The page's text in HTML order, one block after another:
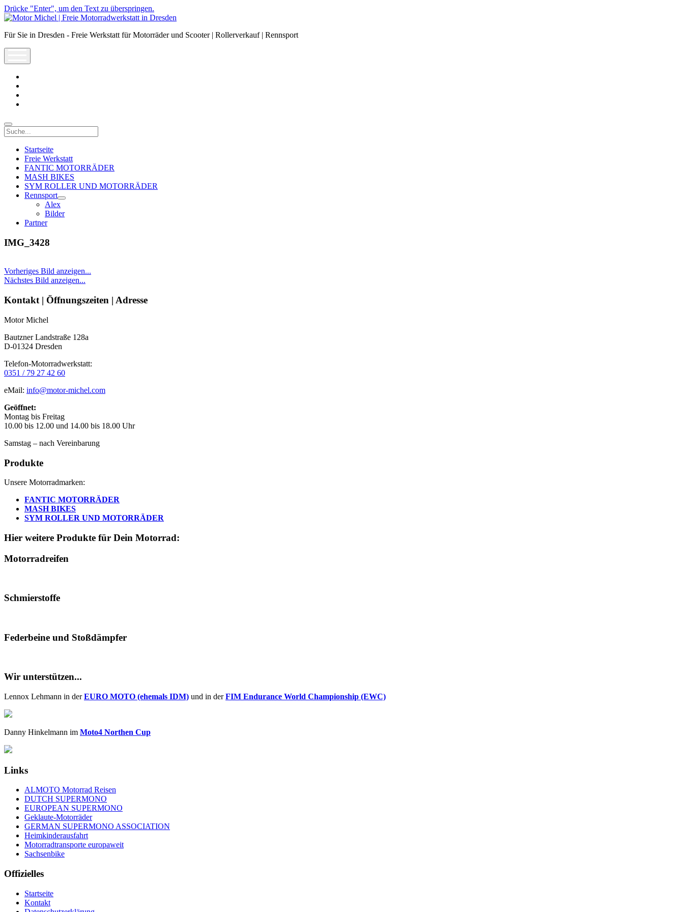
Drücke "Enter", um den Text zu überspringen.
Motor
|
in
Für Sie in Dresden - Freie Werkstatt für Motorräder und Scooter | Rollerverkauf | Rennsport
Suche
Startseite
Freie Werkstatt
FANTIC MOTORRÄDER
MASH BIKES
SYM ROLLER UND MOTORRÄDER
Rennsport
open
menu
Alex
Bilder
Partner
IMG_3428
Vorheriges Bild anzeigen...
Nächstes Bild anzeigen...
Seitenleiste
Kontakt | Öffnungszeiten | Adresse
Motor Michel
Bautzner Landstraße 128a
D-01324 Dresden
Telefon-Motorradwerkstatt:
0351 / 79 27 42 60
eMail: info@motor-michel.com
Geöffnet:
Montag bis Freitag
10.00 bis 12.00 und 14.00 bis 18.00 Uhr
Samstag – nach Vereinbarung
Produkte
Unsere Motorradmarken:
FANTIC MOTORRÄDER
MASH BIKES
SYM ROLLER UND MOTORRÄDER
Hier weitere Produkte für Dein Motorrad:
Motorradreifen
Schmierstoffe
Federbeine und Stoßdämpfer
Wir unterstützen...
Lennox Lehmann in derEURO MOTO (ehemals IDM) und in derFIM Endurance World Championship (EWC)
Danny Hinkelmann im Moto4 Northen Cup
Links
ALMOTO Motorrad Reisen
DUTCH SUPERMONO
EUROPEAN SUPERMONO
Geklaute-Motorräder
GERMAN SUPERMONO ASSOCIATION
Heimkinderausfahrt
Motorradtransporte europaweit
Sachsenbike
Offizielles
Startseite
Kontakt